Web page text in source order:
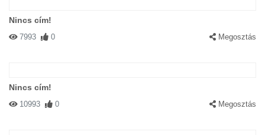
Nincs cím!
7993 0 Megosztás
Nincs cím!
10993 0 Megosztás